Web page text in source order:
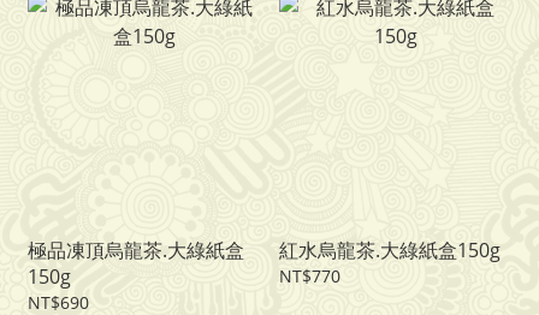
極品凍頂烏龍茶.大綠紙盒
150g
NT$690
紅水烏龍茶.大綠紙盒150g
NT$770